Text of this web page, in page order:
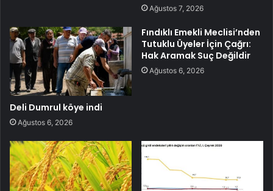
Ağustos 7, 2026
Deli Dumrul köye indi
Ağustos 6, 2026
Fındıklı Emekli Meclisi’nden
Tutuklu Üyeler İçin Çağrı:
Hak Aramak Suç Değildir
Ağustos 6, 2026